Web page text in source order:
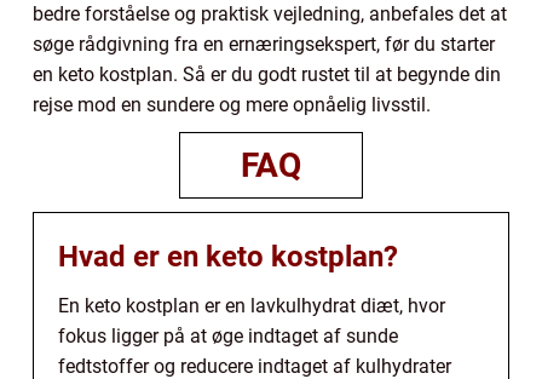
bedre forståelse og praktisk vejledning, anbefales det at
søge rådgivning fra en ernæringsekspert, før du starter
en keto kostplan. Så er du godt rustet til at begynde din
rejse mod en sundere og mere opnåelig livsstil.
FAQ
Hvad er en keto kostplan?
En keto kostplan er en lavkulhydrat diæt, hvor
fokus ligger på at øge indtaget af sunde
fedtstoffer og reducere indtaget af kulhydrater